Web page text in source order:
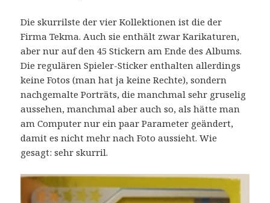
Die skurrilste der vier Kollektionen ist die der
Firma Tekma. Auch sie enthält zwar Karikaturen,
aber nur auf den 45 Stickern am Ende des Albums.
Die regulären Spieler-Sticker enthalten allerdings
keine Fotos (man hat ja keine Rechte), sondern
nachgemalte Porträts, die manchmal sehr gruselig
aussehen, manchmal aber auch so, als hätte man
am Computer nur ein paar Parameter geändert,
damit es nicht mehr nach Foto aussieht. Wie
gesagt: sehr skurril.